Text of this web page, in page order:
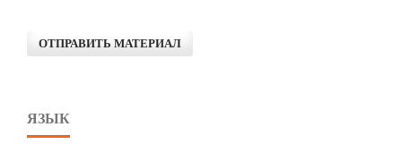
ОТПРАВИТЬ МАТЕРИАЛ
ЯЗЫК